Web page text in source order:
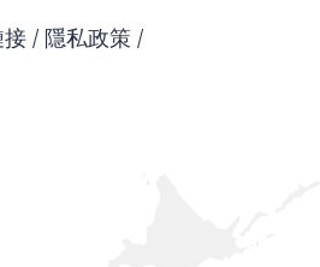
隱私政策